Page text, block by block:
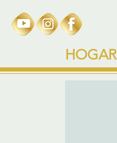
HOGAR